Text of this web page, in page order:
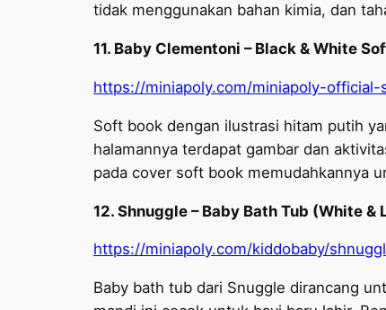
tidak menggunakan bahan kimia, dan
11. Baby Clementoni – Black & White
https://miniapoly.com/miniapoly-
Soft book dengan ilustrasi hitam putih
halamannya terdapat gambar dan
pada cover soft book memudahkannya
12. Shnuggle – Baby Bath Tub (White &
https://miniapoly.com/kiddobaby/
Baby bath tub dari Snuggle dirancang